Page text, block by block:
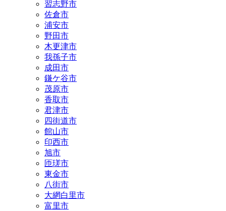
習志野市
佐倉市
浦安市
野田市
木更津市
我孫子市
成田市
鎌ケ谷市
茂原市
香取市
君津市
四街道市
館山市
印西市
旭市
匝瑳市
東金市
八街市
大網白里市
富里市